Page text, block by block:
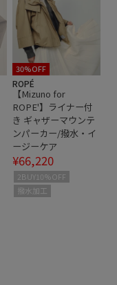
30%OFF
ROPÉ
【Mizuno for
ROPE'】ライナー付
き ギャザーマウンテ
ンパーカー/撥水・イ
ージーケア
¥66,220
2BUY10%OFF
撥水加工